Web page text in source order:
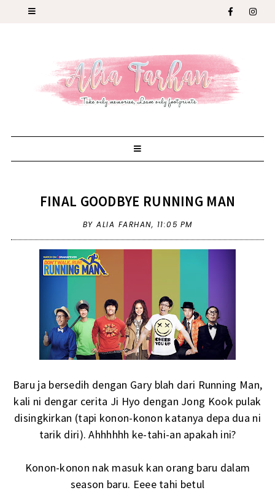
FINAL GOODBYE RUNNING MAN
BY ALIA FARHAN, 11:05 PM
Baru ja bersedih dengan Gary blah dari Running Man,
kali ni dengar cerita Ji Hyo dengan Jong Kook pulak
disingkirkan (tapi konon-konon katanya depa dua ni
tarik diri). Ahhhhhh ke-tahi-an apakah ini?
Konon-konon nak masuk kan orang baru dalam
season baru. Eeee tahi betul